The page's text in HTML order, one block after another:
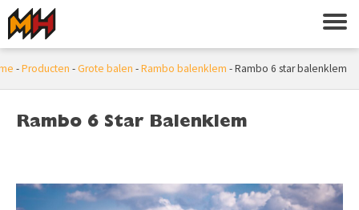
-Producten -Grote balen -Rambo balenklem -Rambo 6 star balenklem
Rambo 6 Star Balenklem